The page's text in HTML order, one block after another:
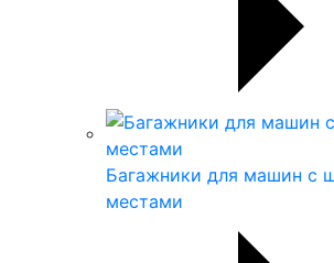
Багажники для машин с
местами